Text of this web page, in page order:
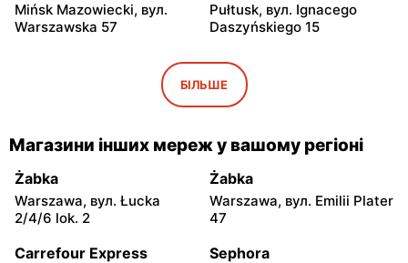
Mińsk Mazowiecki, вул.
Warszawska 57
Pułtusk, вул. Ignacego
Daszyńskiego 15
TEDi
Rawa Mazowiecka, вул.
Targowa 8
TEDi
Łowicz, вул. Władysława
Broniewskiego 11
TEDi
Siedlce, вул. Łukowska 109
TEDi
144
TEDi
Malczewskiej 5
БІЛЬШЕ
Магазини інших мереж у вашому регіоні
Żabka
Warszawa, вул. Łucka
2/4/6 lok. 2
Żabka
Warszawa, вул. Emilii Plater
47
Carrefour Express Sephora